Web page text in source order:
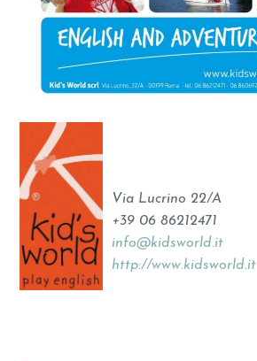
Via Lucrino 22/A
+39 06 86212471
info@kidsworld.it
http://www.kidsworld.it